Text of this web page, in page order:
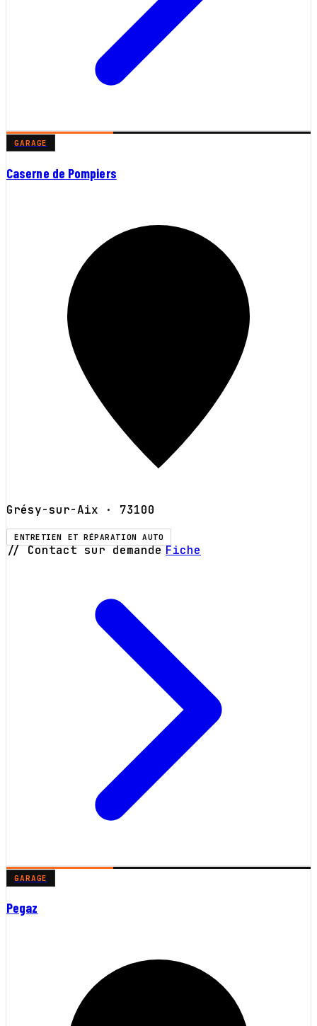
GARAGE
Caserne de Pompiers
Grésy-sur-Aix · 73100
ENTRETIEN ET RÉPARATION AUTO
// Contact sur demande Fiche
GARAGE
Pegaz